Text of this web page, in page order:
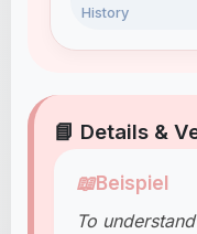
History
📘 Details &
📖Beispiel
To